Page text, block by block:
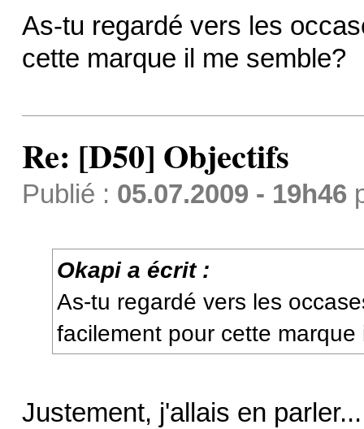
As-tu regardé vers les
cette marque il me semble?
Re: [D50] Objectifs
Publié : 05.07.2009 - 19h46
Okapi a écrit :
As-tu regardé vers les
facilement pour cette marque
Justement, j'allais en